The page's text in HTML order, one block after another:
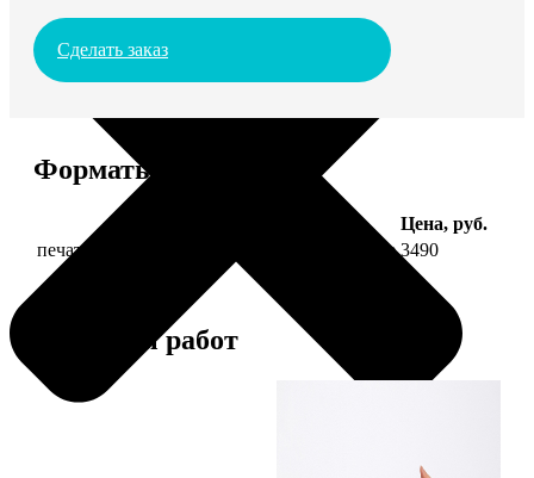
Сделать заказ
Форматы и цены
Цена, руб.
печать фото на холсте 30х60 на подрамнике 3490
Примеры работ